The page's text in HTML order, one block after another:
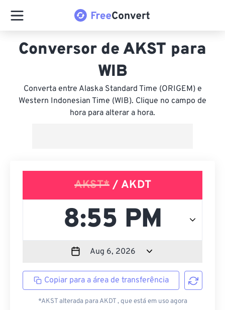
Conversor de AKST para
WIB
Converta entre Alaska Standard Time (ORIGEM) e
Western Indonesian Time (WIB). Clique no campo de
hora para alterar a hora.
AKST*/ AKDT
Copiar para a área de transferência
*AKST alterada para AKDT , que está em uso agora